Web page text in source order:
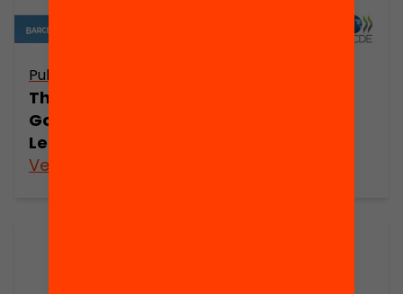
Publicació
The Role of Policy. How Can
Governments Lead and Support
Learning Leadership?
Ver más